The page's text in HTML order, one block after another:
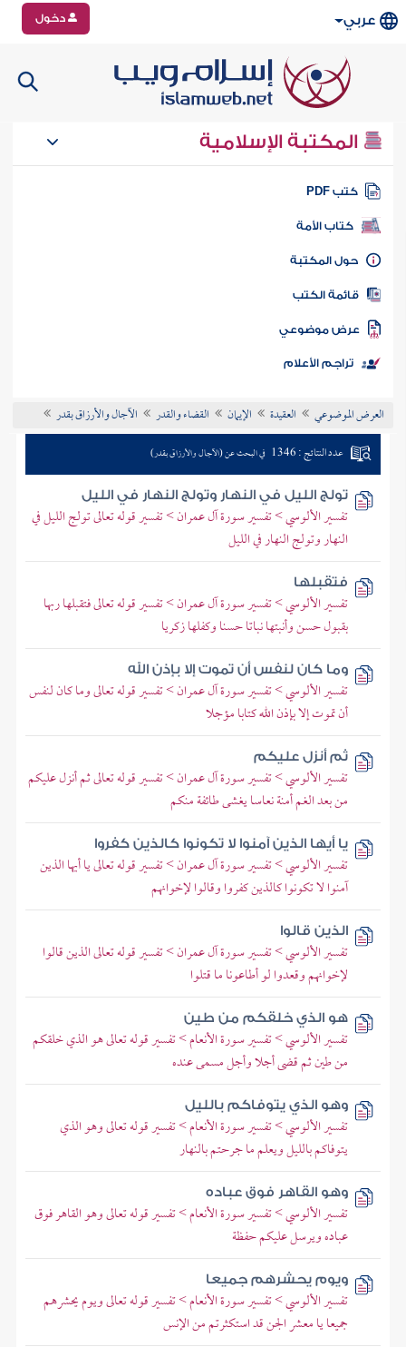
عربي دخول
المكتبة الإسلامية
كتب PDF
كتاب الأمة
المكتبة
الكتب
موضوعي
تراجم الأعلام
العرض الموضوعي العقيدة الإيمان القضاء والقدر الآجال والأرزاق بقدر
عدد النتائج : 1346 في البحث عن (الآجال والأرزاق بقدر)
تولج الليل في النهار وتولج النهار في الليل
تفسير الألوسي > تفسير سورة آل عمران > تفسير قوله تعالى تولج الليل في
النهار وتولج النهار في الليل
فتقبلها
تفسير الألوسي > تفسير سورة آل عمران > تفسير قوله تعالى فتقبلها ربها
بقبول حسن وأنبتها نباتا حسنا وكفلها زكريا
وما كان لنفس أن تموت إلا بإذن الله
تفسير الألوسي > تفسير سورة آل عمران > تفسير قوله تعالى وما كان لنفس
أن تموت إلا بإذن الله كتابا مؤجلا
ثم أنزل عليكم
تفسير الألوسي > تفسير سورة آل عمران > تفسير قوله تعالى ثم أنزل عليكم
من بعد الغم أمنة نعاسا يغشى طائفة منكم
يا أيها الذين آمنوا لا تكونوا كالذين كفروا
تفسير الألوسي > تفسير سورة آل عمران > تفسير قوله تعالى يا أيها الذين
آمنوا لا تكونوا كالذين كفروا وقالوا لإخوانهم
الذين قالوا
تفسير الألوسي > تفسير سورة آل عمران > تفسير قوله تعالى الذين قالوا
لإخوانهم وقعدوا لو أطاعونا ما قتلوا
هو الذي خلقكم من طين
تفسير الألوسي > تفسير سورة الأنعام > تفسير قوله تعالى هو الذي خلقكم
من طين ثم قضى أجلا وأجل مسمى عنده
وهو الذي يتوفاكم بالليل
تفسير الألوسي > تفسير سورة الأنعام > تفسير قوله تعالى وهو الذي
يتوفاكم بالليل ويعلم ما جرحتم بالنهار
وهو القاهر فوق عباده
تفسير الألوسي > تفسير سورة الأنعام > تفسير قوله تعالى وهو القاهر فوق
عباده ويرسل عليكم حفظة
ويوم يحشرهم جميعا
تفسير الألوسي > تفسير سورة الأنعام > تفسير قوله تعالى ويوم يحشرهم
جميعا يا معشر الجن قد استكثرتم من الإنس